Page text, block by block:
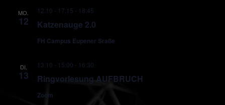
MO.
12 Katzenauge 2.0
12.10 - 17:15 - 18:45
FH Campus Eupener Sraße
DI.
13 Ringvorlesung AUFBRUCH
13.10 - 15:00 - 16:30
Zoom